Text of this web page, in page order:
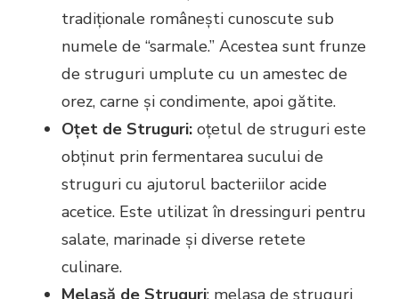
tradiționale românești cunoscute sub
numele de “sarmale.” Acestea sunt frunze
de struguri umplute cu un amestec de
orez, carne și condimente, apoi gătite.
Oțet de Struguri: oțetul de struguri este
obținut prin fermentarea sucului de
struguri cu ajutorul bacteriilor acide
acetice. Este utilizat în dressinguri pentru
salate, marinade și diverse retete
culinare.
Melasă de Struguri: melasa de struguri